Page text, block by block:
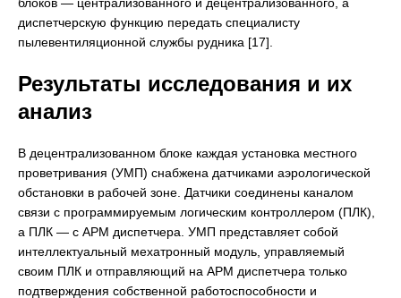
диспетчерскую функцию передать специалисту
пылевентиляционной службы рудника [17].
Результаты исследования и их
анализ
В децентрализованном блоке каждая установка местного
проветривания (УМП) снабжена датчиками аэрологической
обстановки в рабочей зоне. Датчики соединены каналом
связи с программируемым логическим контроллером (ПЛК),
а ПЛК — с АРМ диспетчера. УМП представляет собой
интеллектуальный мехатронный модуль, управляемый
своим ПЛК и отправляющий на АРМ диспетчера только
подтверждения собственной работоспособности и